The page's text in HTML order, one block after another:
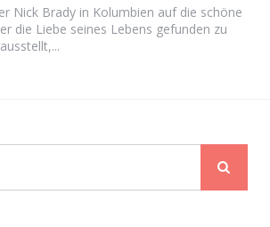
Nick Brady in Kolumbien auf die schöne
die Liebe seines Lebens gefunden zu